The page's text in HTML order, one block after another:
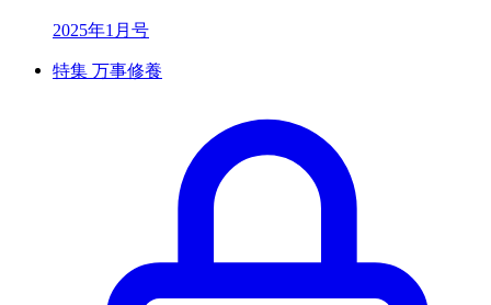
2025年1月号
特集 万事修養